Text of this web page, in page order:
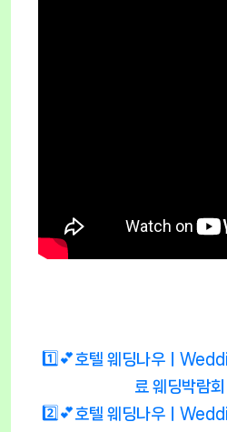
1️⃣💕호텔 웨딩나우ㅣ
료 웨딩박람
2️⃣💕호텔 웨딩나우ㅣ